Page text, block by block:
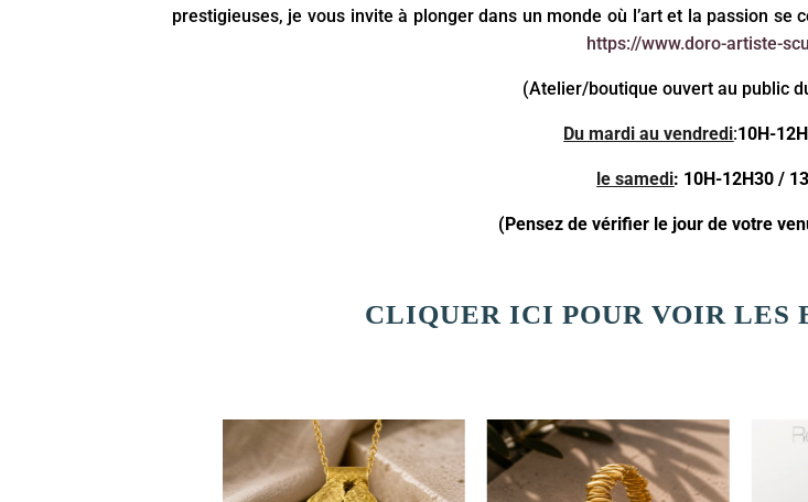
prestigieuses, je vous invite à plonger dans un monde où l’art et la passion
https://www.doro-artiste-
(Atelier/boutique ouvert au public
Du mardi au vendredi:10H-
le samedi: 10H-12H30 /
(Pensez de vérifier le jour de votre
CLIQUER ICI POUR VOIR LES